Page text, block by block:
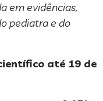
em evidências,
pediatra e do
até 19 de